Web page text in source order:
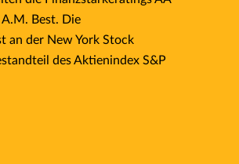
Best. Die
an der New York Stock
des Aktienindex S&P